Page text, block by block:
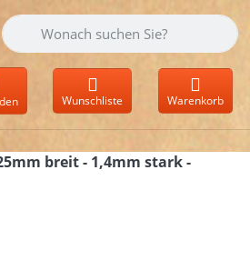
Geben Sie einen Suchbegriff ein.
Wunschliste Warenkorb
breit - 1,4mm stark -